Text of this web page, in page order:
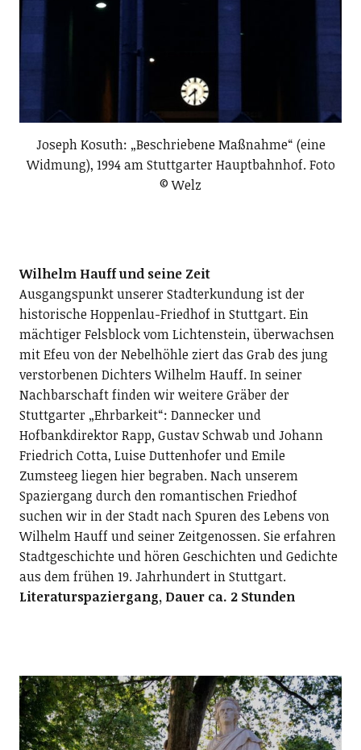
Joseph Kosuth: „Beschriebene Maßnahme“ (eine
Widmung), 1994 am Stuttgarter Hauptbahnhof. Foto
© Welz
Wilhelm Hauff und seine Zeit
Ausgangspunkt unserer Stadterkundung ist der
historische Hoppenlau-Friedhof in Stuttgart. Ein
mächtiger Felsblock vom Lichtenstein, überwachsen
mit Efeu von der Nebelhöhle ziert das Grab des jung
verstorbenen Dichters Wilhelm Hauff. In seiner
Nachbarschaft finden wir weitere Gräber der
Stuttgarter „Ehrbarkeit“: Dannecker und
Hofbankdirektor Rapp, Gustav Schwab und Johann
Friedrich Cotta, Luise Duttenhofer und Emile
Zumsteeg liegen hier begraben. Nach unserem
Spaziergang durch den romantischen Friedhof
suchen wir in der Stadt nach Spuren des Lebens von
Wilhelm Hauff und seiner Zeitgenossen. Sie erfahren
Stadtgeschichte und hören Geschichten und Gedichte
aus dem frühen 19. Jahrhundert in Stuttgart.
Literaturspaziergang, Dauer ca. 2 Stunden